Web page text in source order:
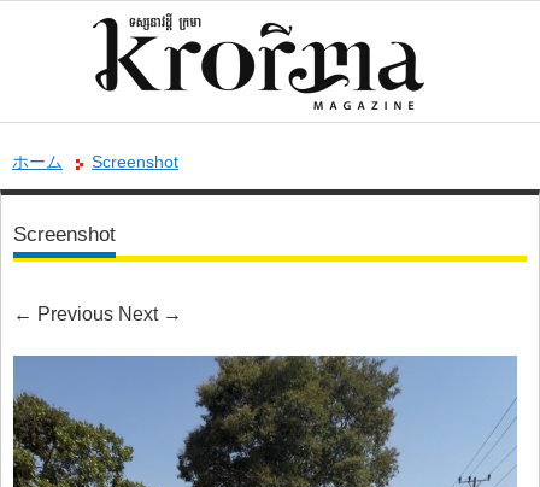
ホーム Screenshot
Screenshot
← Previous Next →